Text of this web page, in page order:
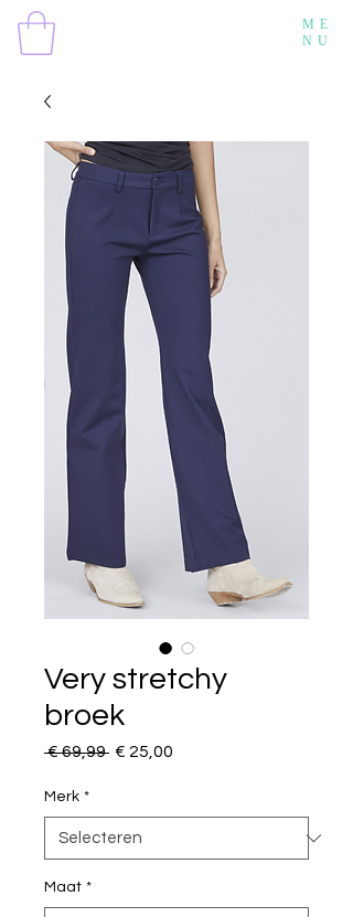
ME
NU
Very stretchy
broek
€ 69,99 Normale
€ 25,00
Merk *
Maat *